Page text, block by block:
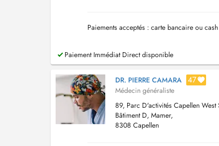
Paiements acceptés : carte bancaire ou
Paiement Immédiat Direct disponible
DR. PIERRE CAMARA 47
Médecin généraliste
89, Parc D'activités Capellen
Bâtiment D, Mamer,
8308 Capellen